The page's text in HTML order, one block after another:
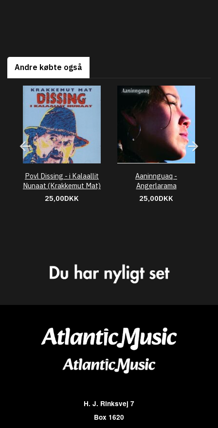
Andre købte også
Povl Dissing - i Kalaallit
Nunaat (Krakkemut Mat)
25,00DKK
Aaninnguaq -
Angerlarama
25,00DKK
H. J. Rinksvej 7
Box 1620